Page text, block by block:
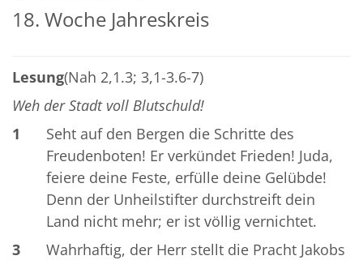
18. Woche Jahreskreis
Lesung(Nah 2,1.3; 3,1-3.6-7)
Weh der Stadt voll Blutschuld!
1
Seht auf den Bergen die Schritte des
Freudenboten! Er verkündet Frieden! Juda,
feiere deine Feste, erfülle deine Gelübde!
Denn der Unheilstifter durchstreift dein
Land nicht mehr; er ist völlig vernichtet.
3
Wahrhaftig, der Herr stellt die Pracht Jakobs